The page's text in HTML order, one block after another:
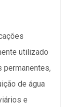
utilizado
permanentes,
de água
e